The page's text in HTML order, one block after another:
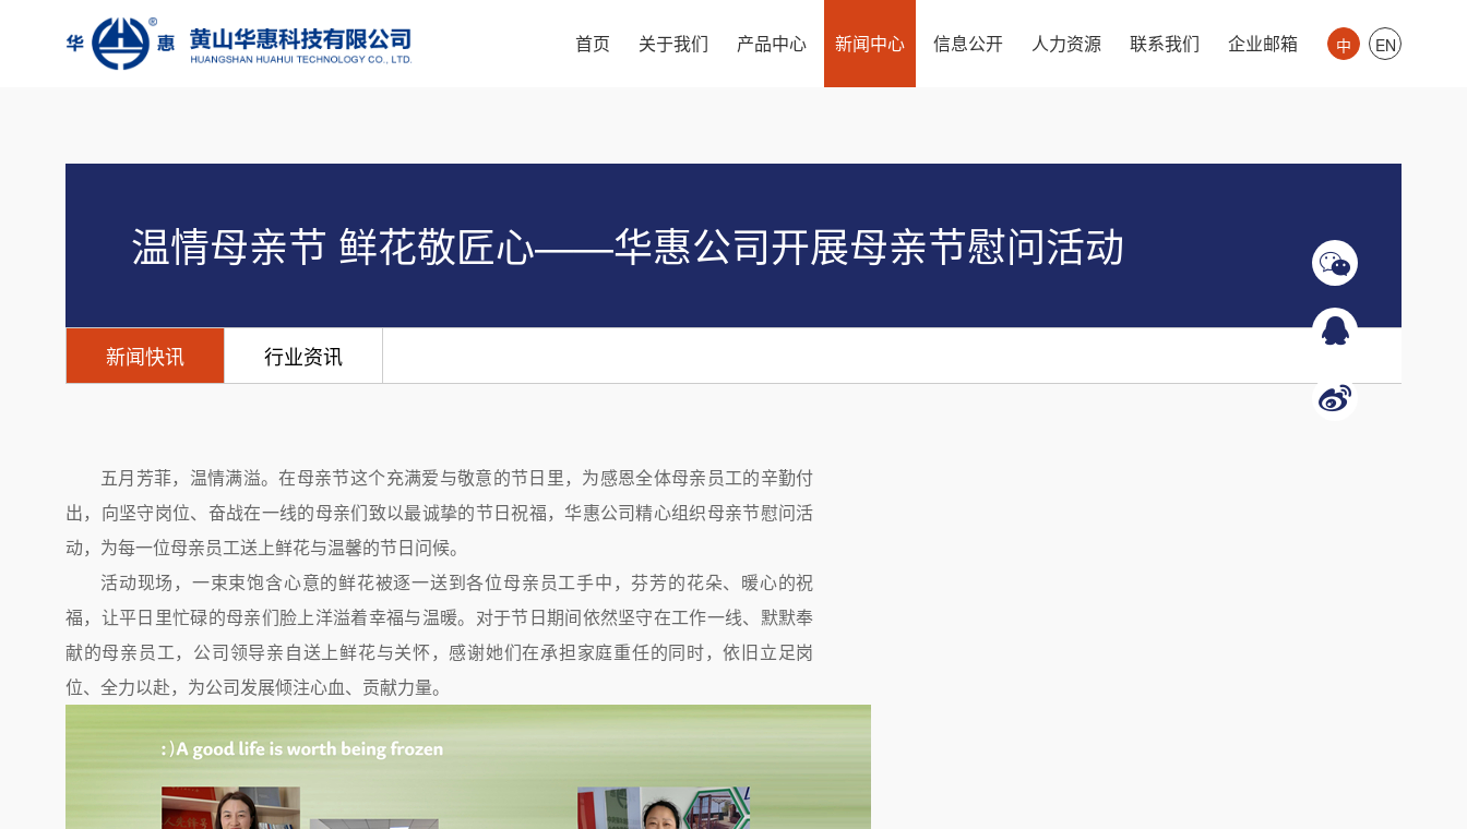
首页 关于我们 产品中心 新闻中心 信息公开 人力资源 联系我们 企业邮箱 中 EN
温情母亲节 鲜花敬匠心——华惠公司开展母亲节慰问活动
新闻快讯 行业资讯
五月芳菲，温情满溢。在母亲节这个充满爱与敬意的节日里，为感恩全体母亲员工的辛勤付
出，向坚守岗位、奋战在一线的母亲们致以最诚挚的节日祝福，华惠公司精心组织母亲节慰问活
动，为每一位母亲员工送上鲜花与温馨的节日问候。
活动现场，一束束饱含心意的鲜花被逐一送到各位母亲员工手中，芬芳的花朵、暖心的祝
福，让平日里忙碌的母亲们脸上洋溢着幸福与温暖。对于节日期间依然坚守在工作一线、默默奉
献的母亲员工， 公司领导亲自送上鲜花与关怀，感谢她们在承担家庭重任的同时，依旧立足岗
位、全力以赴，为公司发展倾注心血、贡献力量。